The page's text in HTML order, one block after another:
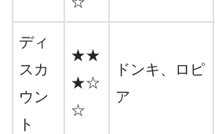
ディ
スカ
ウン
ト
★★
★☆
☆
ドンキ、ロピ
ア